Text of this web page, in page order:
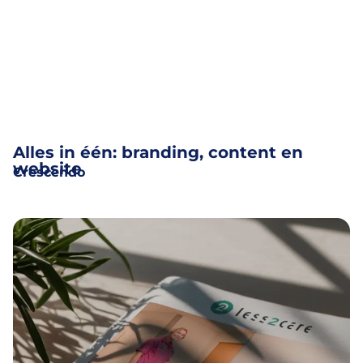
Alles in één: branding, content en
website
Crescendo